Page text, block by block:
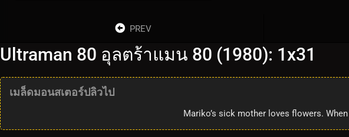
PREV
Ultraman 80 อุลตร้าแมน 80 (1980): 1x31
เมล็ดมอนสเตอร์ปลิวไป
Mariko’s sick mother loves flowers.